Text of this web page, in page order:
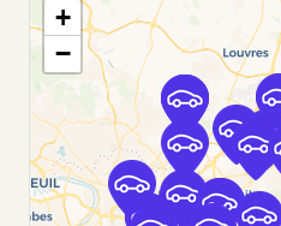
NOISY-LE-GRAND, 93160
Voir l'agence
Free2move Rent - S&You
97 AVENUE GALLIENI
BONDY, FR-93, 93140
+
−